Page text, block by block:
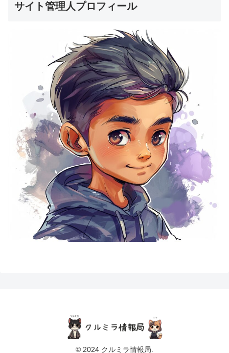
サイト管理人プロフィール
© 2024 クルミラ情報局.